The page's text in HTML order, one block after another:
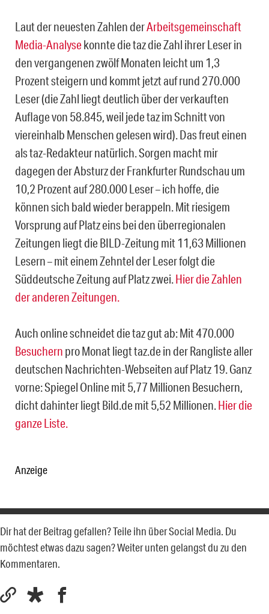
Laut der neuesten Zahlen derArbeitsgemeinschaft
Media-Analysekonnte die taz die Zahl ihrer Leser in
den vergangenen zwölf Monaten leicht um 1,3
Prozent steigern und kommt jetzt auf rund 270.000
Leser (die Zahl liegt deutlich über der verkauften
Auflage von 58.845, weil jede taz im Schnitt von
viereinhalb Menschen gelesen wird). Das freut einen
als taz-Redakteur natürlich. Sorgen macht mir
dagegen der Absturz der Frankfurter Rundschau um
10,2 Prozent auf 280.000 Leser – ich hoffe, die
können sich bald wieder berappeln. Mit riesigem
Vorsprung auf Platz eins bei den überregionalen
Zeitungen liegt die BILD-Zeitung mit 11,63 Millionen
Lesern – mit einem Zehntel der Leser folgt die
Süddeutsche Zeitung auf Platz zwei.Hier die Zahlen
der anderen Zeitungen.
Auch online schneidet die taz gut ab: Mit 470.000
Besuchern pro Monat liegt taz.de in der Rangliste aller
deutschen Nachrichten-Webseiten auf Platz 19. Ganz
vorne: Spiegel Online mit 5,77 Millionen Besuchern,
dicht dahinter liegt Bild.de mit 5,52 Millionen.Hier die
ganze Liste.
Anzeige
Dir hat der Beitrag gefallen? Teile ihn über Social Media. Du
möchtest etwas dazu sagen? Weiter unten gelangst du zu den
Kommentaren.